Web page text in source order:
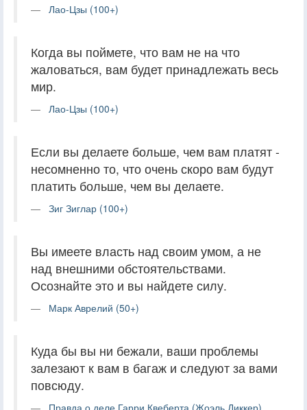
Лао-Цзы (100+)
Когда вы поймете, что вам не на что
жаловаться, вам будет принадлежать весь
мир.
Лао-Цзы (100+)
Если вы делаете больше, чем вам платят -
несомненно то, что очень скоро вам будут
платить больше, чем вы делаете.
Зиг Зиглар (100+)
Вы имеете власть над своим умом, а не
над внешними обстоятельствами.
Осознайте это и вы найдете силу.
Марк Аврелий (50+)
Куда бы вы ни бежали, ваши проблемы
залезают к вам в багаж и следуют за вами
повсюду.
Правда о деле Гарри Квеберта (Жоэль Диккер)